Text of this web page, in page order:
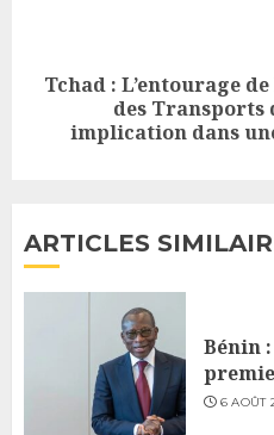
Next
post:
Tchad : L’entourage
des Transports
implication dans
ARTICLES
Bénin
6 AOÛT